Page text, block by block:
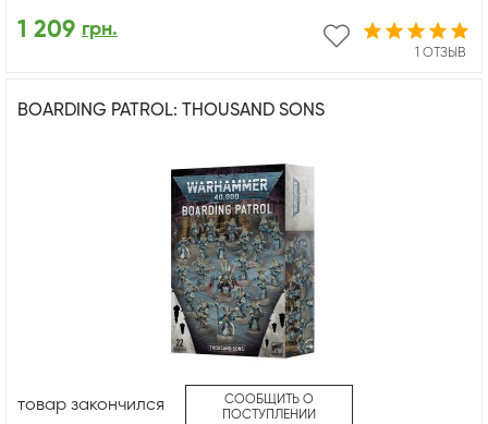
1 ОТЗЫВ
1 209 грн.
BOARDING PATROL: THOUSAND SONS
товар закончился
СООБЩИТЬ О
ПОСТУПЛЕНИИ